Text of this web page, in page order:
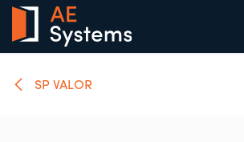
Overslaan naar inhoud
SP VALOR